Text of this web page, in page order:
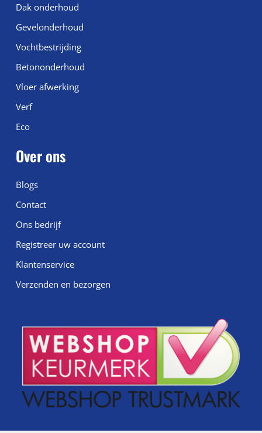
Dak onderhoud
Gevelonderhoud
Vochtbestrijding
Betononderhoud
Vloer afwerking
Verf
Eco
Over ons
Blogs
Contact
Ons bedrijf
Registreer uw account
Klantenservice
Verzenden en bezorgen